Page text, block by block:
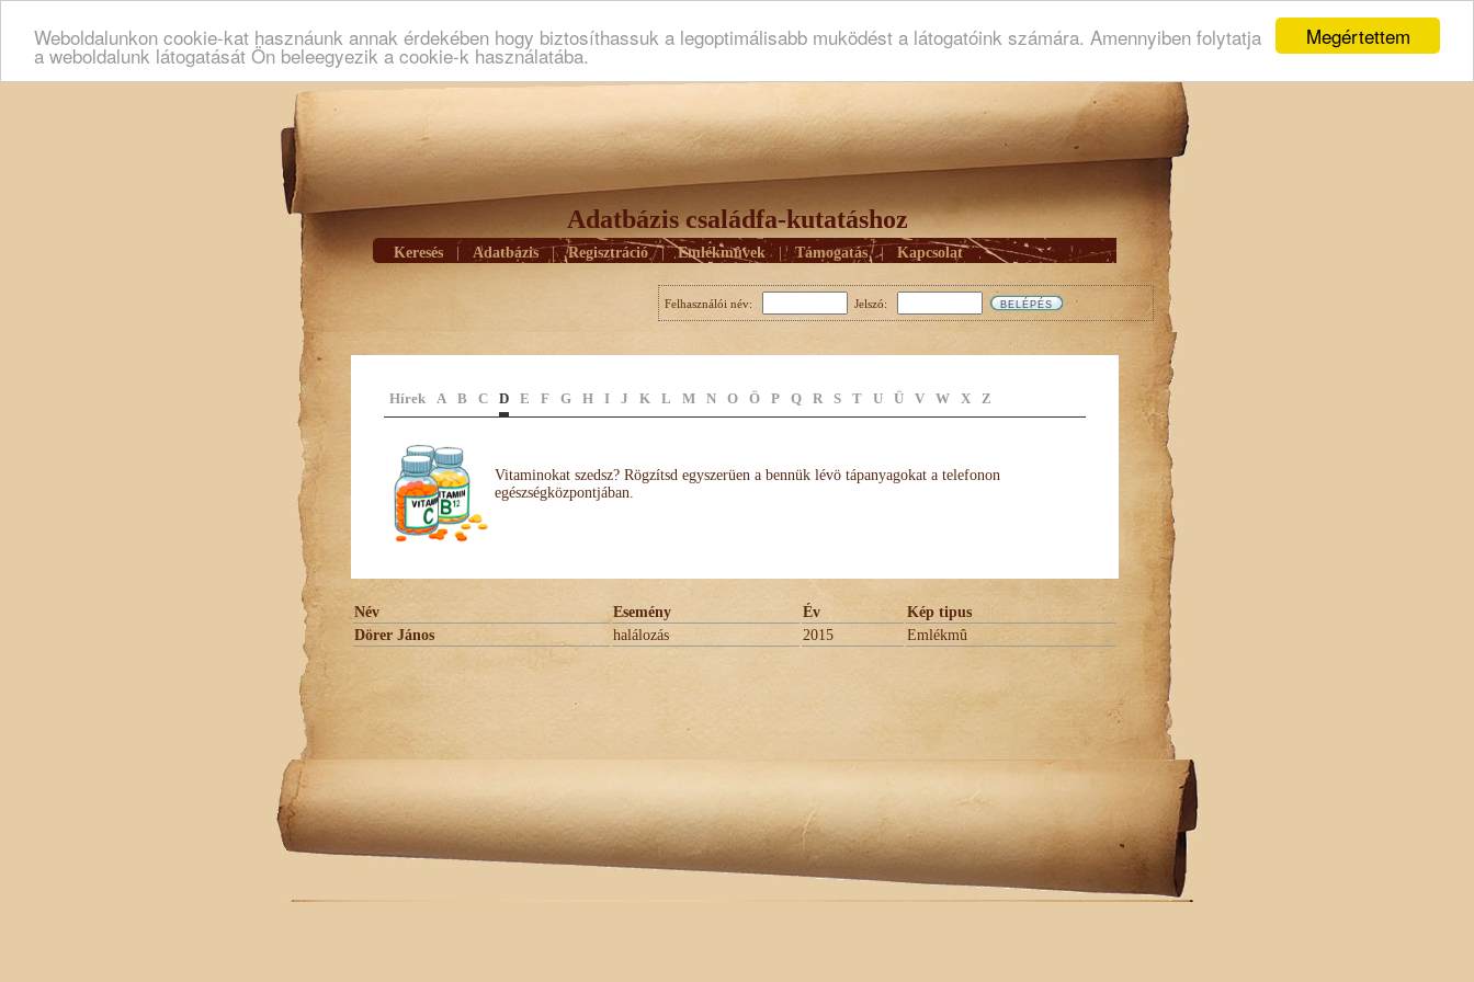
Megértettem
Weboldalunkon cookie-kat hasznáunk annak érdekében hogy biztosíthassuk a legoptimálisabb muködést a látogatóink számára. Amennyiben folytatja
a weboldalunk látogatását Ön beleegyezik a cookie-k használatába.
Adatbázis családfa-kutatáshoz
Keresés Adatbázis | Regisztráció | Emlékmûvek | Támogatás | Kapcsolat
Felhasználói név: Jelszó:
Hírek A B C D E F G H I J K L M N O Ö P Q R S T U Ü V W X Z
Vitaminokat szedsz? Rögzítsd egyszerüen a bennük lévö tápanyagokat a telefonon
egészségközpontjában.
Név Esemény Év
Kép tipus
Dörer János
halálozás 2015 Emlékmû